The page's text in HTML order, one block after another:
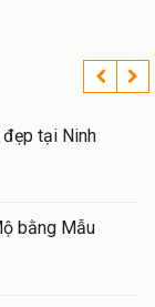
tại Ninh
bằng Mẫu